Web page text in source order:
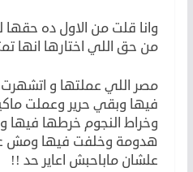
وانا قلت من الاول ده
من حق اللي اختارها انها
مصر اللي عملتها و
فيها وبقي حرير وعملت
وخراط النجوم خرطها فيها
هدومة وخلفت فيها ومش
علشان ماباحبش اعاير حد !!